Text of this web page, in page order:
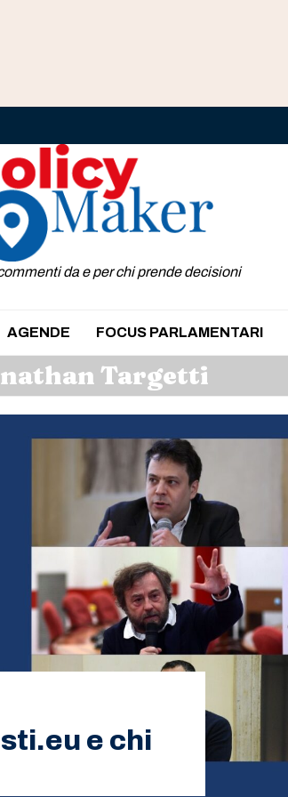
da e per chi prende decisioni
AGENDE FOCUS PARLAMENTARI
Targetti
e chi